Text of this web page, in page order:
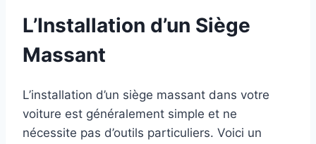
L’Installation d’un Siège
Massant
L’installation d’un siège massant dans votre
voiture est généralement simple et ne
nécessite pas d’outils particuliers. Voici un